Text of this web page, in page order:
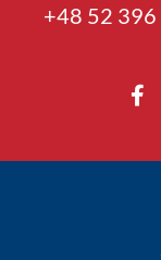
+4­8 52 396